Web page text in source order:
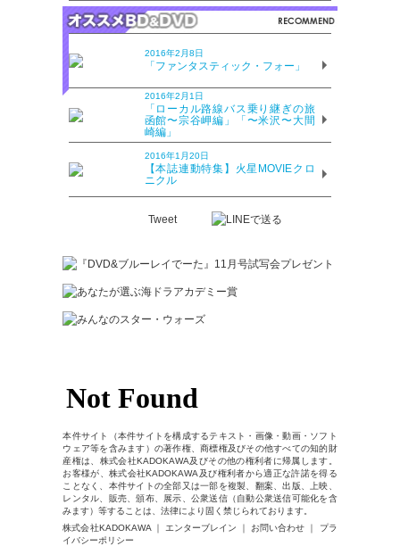
2016年2月8日
「ファンタスティック・フォー」
2016年2月1日
「ローカル路線バス乗り継ぎの旅
函館〜宗谷岬編」「〜米沢〜大間
崎編」
2016年1月20日
【本誌連動特集】火星MOVIEクロ
ニクル
Tweet
本件サイト（本件サイトを構成するテキスト・画像・動画・ソフト
ウェア等を含みます）の著作権、商標権及びその他すべての知的財
産権は、株式会社KADOKAWA及びその他の権利者に帰属します。
お客様が、株式会社KADOKAWA及び権利者から適正な許諾を得る
ことなく、本件サイトの全部又は一部を複製、翻案、出版、上映、
レンタル、販売、頒布、展示、公衆送信（自動公衆送信可能化を含
みます）等することは、法律により固く禁じられております。
株式会社KADOKAWA ｜ エンターブレイン ｜ お問い合わせ ｜ プラ
イバシーポリシー